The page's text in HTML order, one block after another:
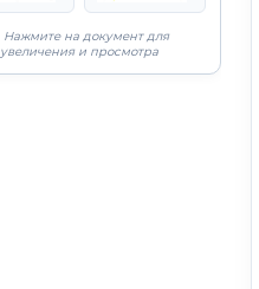
Нажмите на документ для
увеличения и просмотра